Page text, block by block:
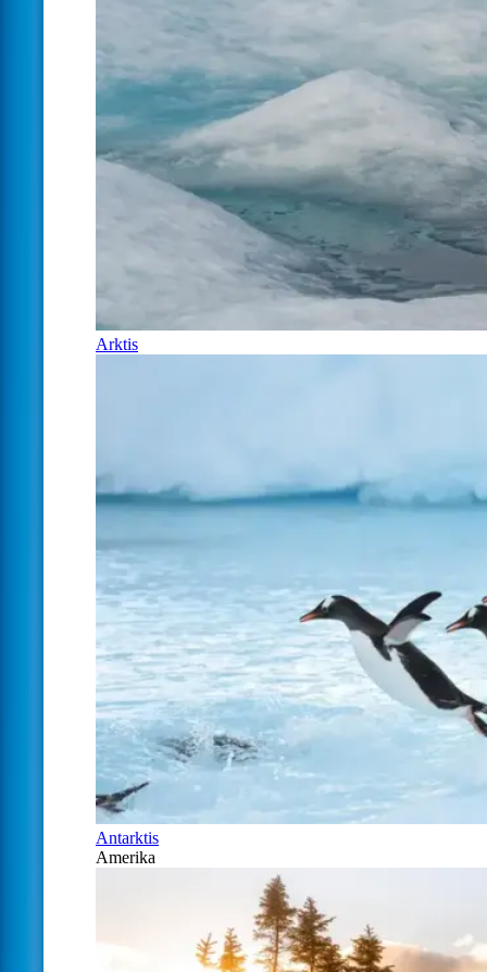
Arktis
Antarktis
Amerika